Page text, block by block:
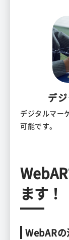
デ
デジタルマー
可能です。
ます！
WebAR